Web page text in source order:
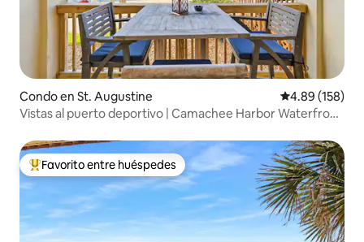
Condo en St. Augustine Calificación
4.89 (158)
Vistas al puerto deportivo | Camachee Harbor Waterfront
Favorito entre huéspedes preferido
Favorito entre huéspedes